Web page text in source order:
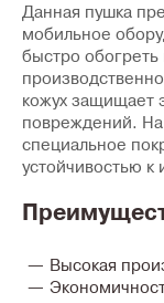
Данная пушка
мобильное
быстро
кожух защищает
повреждений. На
специальное
устойчивостью к
Высокая